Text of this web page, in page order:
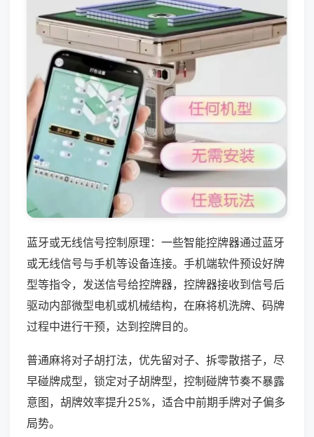
蓝牙或无线信号控制原理：一些智能控牌器通过蓝牙
或无线信号与手机等设备连接。手机端软件预设好牌
型等指令，发送信号给控牌器，控牌器接收到信号后
驱动内部微型电机或机械结构，在麻将机洗牌、码牌
过程中进行干预，达到控牌目的。
普通麻将对子胡打法，优先留对子、拆零散搭子，尽
早碰牌成型，锁定对子胡牌型，控制碰牌节奏不暴露
意图，胡牌效率提升25%，适合中前期手牌对子偏多
局势。